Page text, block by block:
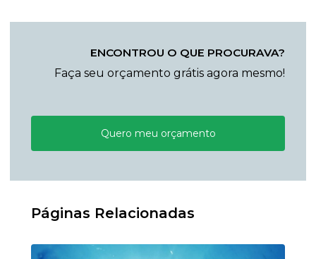
ENCONTROU O QUE PROCURAVA?
Faça seu orçamento grátis agora mesmo!
Quero meu orçamento
Páginas Relacionadas